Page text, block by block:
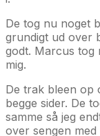
De tog nu noget
grundigt ud over
godt. Marcus tog
mig.
De trak bleen op
begge sider. De
samme så jeg
over sengen